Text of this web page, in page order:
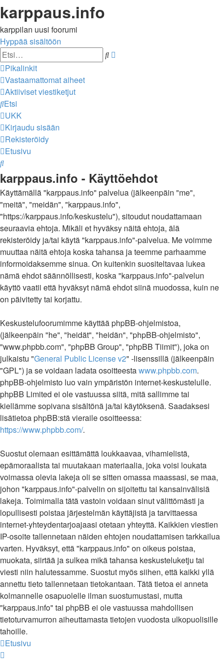
karppaus.info
karppilan uusi foorumi
Hyppää sisältöön
Etsi
Pikalinkit
Vastaamattomat aiheet
Aktiiviset viestiketjut
Etsi
UKK
Kirjaudu sisään
Rekisteröidy
Etusivu
Etsi
karppaus.info - Käyttöehdot
Käyttämällä "karppaus.info" palvelua (jälkeenpäin "me",
"meitä", "meidän", "karppaus.info",
"https://karppaus.info/keskustelu"), sitoudut noudattamaan
seuraavia ehtoja. Mikäli et hyväksy näitä ehtoja, älä
rekisteröidy ja/tai käytä "karppaus.info"-palvelua. Me voimme
muuttaa näitä ehtoja koska tahansa ja teemme parhaamme
informoidaksemme sinua. On kuitenkin suositeltavaa lukea
nämä ehdot säännöllisesti, koska "karppaus.info"-palvelun
käyttö vaatii että hyväksyt nämä ehdot siinä muodossa, kuin ne
on päivitetty tai korjattu.
Keskustelufoorumimme käyttää phpBB-ohjelmistoa,
(jälkeenpäin "he", "heidät", "heidän", "phpBB-ohjelmisto",
"www.phpbb.com", "phpBB Group", "phpBB Tiimit"), joka on
julkaistu "General Public License v2" -lisenssillä (jälkeenpäin
"GPL") ja se voidaan ladata osoitteestawww.phpbb.com.
phpBB-ohjelmisto luo vain ympäristön internet-keskustelulle.
phpBB Limited ei ole vastuussa siitä, mitä sallimme tai
kiellämme sopivana sisältönä ja/tai käytöksenä. Saadaksesi
lisätietoa phpBB:stä vieraile osoitteessa:
https://www.phpbb.com/.
Suostut olemaan esittämättä loukkaavaa, vihamielistä,
epämoraalista tai muutakaan materiaalia, joka voisi loukata
voimassa olevia lakeja oli se sitten omassa maassasi, se maa,
johon "karppaus.info"-palvelin on sijoitettu tai kansainvälisiä
lakeja. Toimimalla tätä vastoin voidaan sinut välittömästi ja
lopullisesti poistaa järjestelmän käyttäjistä ja tarvittaessa
internet-yhteydentarjoajaasi otetaan yhteyttä. Kaikkien viestien
IP-osoite tallennetaan näiden ehtojen noudattamisen tarkkailua
varten. Hyväksyt, että "karppaus.info" on oikeus poistaa,
muokata, siirtää ja sulkea mikä tahansa keskusteluketju tai
viesti niin halutessamme. Suostut myös siihen, että kaikki yllä
annettu tieto tallennetaan tietokantaan. Tätä tietoa ei anneta
kolmannelle osapuolelle ilman suostumustasi, mutta
"karppaus.info" tai phpBB ei ole vastuussa mahdollisen
tietoturvamurron aiheuttamasta tietojen vuodosta ulkopuolisille
tahoille.
Etusivu